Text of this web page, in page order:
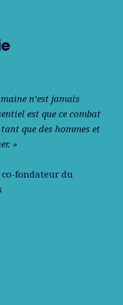
n’est jamais
est que ce combat
que des hommes et
»
co-fondateur du